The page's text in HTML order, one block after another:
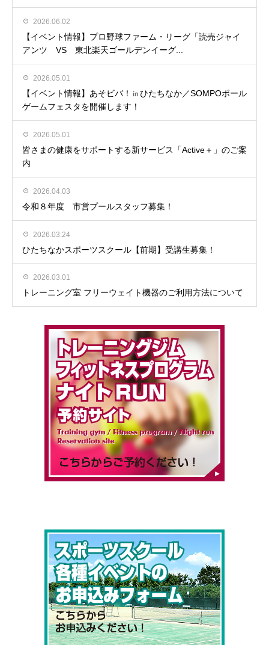
2026.06.02
【イベント情報】プロ野球ファーム・リーグ「読売ジャイ
アンツ VS 東北楽天ゴールデンイーグ...
2026.05.01
【イベント情報】あそビバ！㏌ひたちなか／SOMPOボール
ゲームフェスタを開催します！
2026.05.01
皆さまの健康をサポートする新サービス「Active＋」のご案
内
2026.04.03
令和８年度 市営プールスタッフ募集！
2026.03.24
ひたちなかスポーツスクール【前期】受講生募集！
2026.03.01
トレーニング室 フリーウェイト機器のご利用方法について